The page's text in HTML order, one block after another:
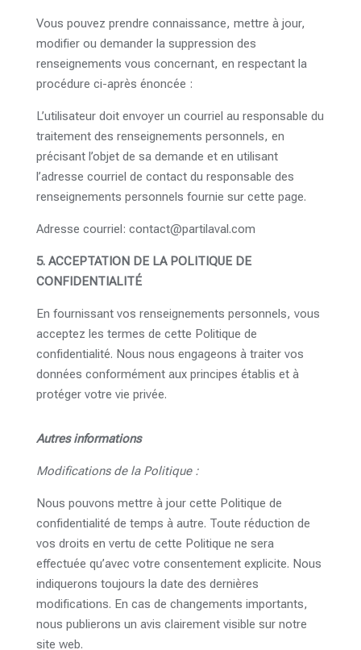
Vous pouvez prendre connaissance, mettre à jour,
modifier ou demander la suppression des
renseignements vous concernant, en respectant la
procédure ci-après énoncée :
L’utilisateur doit envoyer un courriel au responsable du
traitement des renseignements personnels, en
précisant l’objet de sa demande et en utilisant
l’adresse courriel de contact du responsable des
renseignements personnels fournie sur cette page.
Adresse courriel: contact@partilaval.com
5. ACCEPTATION DE LA POLITIQUE DE
CONFIDENTIALITÉ
En fournissant vos renseignements personnels, vous
acceptez les termes de cette Politique de
confidentialité. Nous nous engageons à traiter vos
données conformément aux principes établis et à
protéger votre vie privée.
Autres informations
Modifications de la Politique :
Nous pouvons mettre à jour cette Politique de
confidentialité de temps à autre. Toute réduction de
vos droits en vertu de cette Politique ne sera
effectuée qu’avec votre consentement explicite. Nous
indiquerons toujours la date des dernières
modifications. En cas de changements importants,
nous publierons un avis clairement visible sur notre
site web.